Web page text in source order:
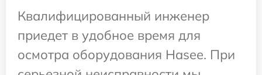
Квалифицированный инженер
приедет в удобное время для
осмотра оборудования Hasee. При